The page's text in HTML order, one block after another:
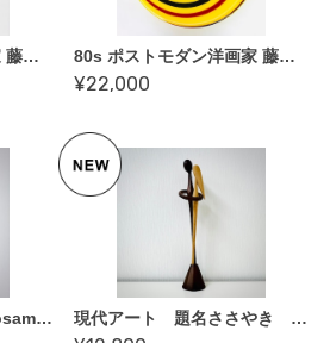
80s ポストモダン洋画家 藤森兼明 加藤工芸 大皿 アートガラス KANEAKI FUJIMORI Art Glass Platter ビンテージ アンティーク 古道具 ① 80s ポストモダン洋画家 藤森兼明 加藤工芸 大皿 アートガラス KANEAKI FUJIMORI Art Glass Platter ビンテージ アンティーク 古道具 ②
¥22,000
額装済み Christine Rosamond「Stripes」クリスティン・ロザモンド ビンテージプリントポスター（1982年） 現代アート 題名ささやき 杉崎泰山 作・創作こけし アートピース 置物 古道具